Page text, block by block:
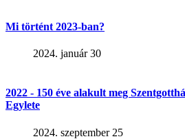
Mi történt 2023-ban?
2024. január 30
2022 - 150 éve alakult meg
Egylete
2024. szeptember 25